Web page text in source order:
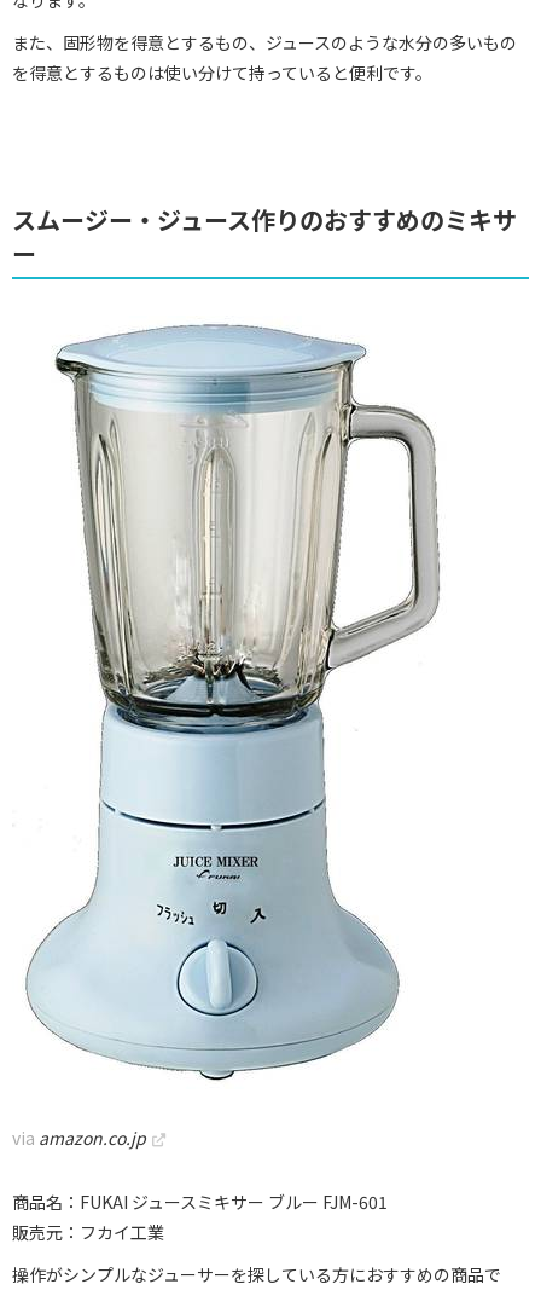
また、固形物を得意とするもの、ジュースのような水分の多いもの
を得意とするものは使い分けて持っていると便利です。
スムージー・ジュース作りのおすすめのミキサ
ー
via amazon.co.jp
商品名：FUKAI ジュースミキサー ブルー FJM-601
販売元：フカイ工業
操作がシンプルなジューサーを探している方におすすめの商品で